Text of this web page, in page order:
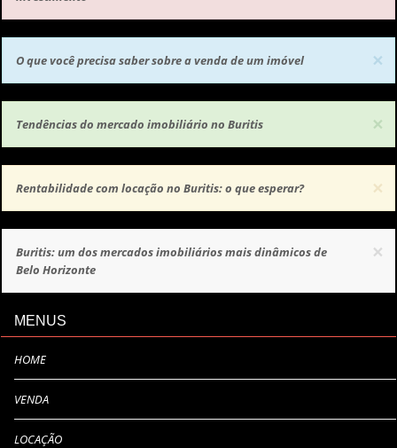
×
O que você precisa saber sobre a venda de um imóvel
×
Tendências do mercado imobiliário no Buritis
×
Rentabilidade com locação no Buritis: o que esperar?
×
Buritis: um dos mercados imobiliários mais dinâmicos de
Belo Horizonte
MENUS
HOME
VENDA
LOCAÇÃO